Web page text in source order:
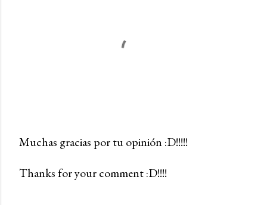
u
Muchas gracias por tu opinión :D!!!!!
Thanks for your comment :D!!!!